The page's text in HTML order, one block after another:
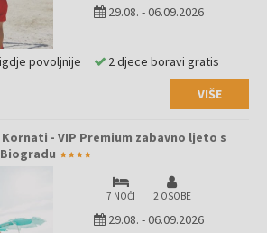
29.08. -06.09.2026
VIŠE
povoljnije 2 djece boravi gratis
- VIP Premium zabavno ljeto s
7 NOĆI 2 OSOBE
29.08. -06.09.2026